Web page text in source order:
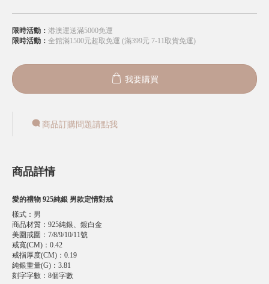
限時活動： 港澳運送滿5000免運
限時活動： 全館滿1500元超取免運 (滿399元 7-11取貨免運)
我要購買
商品訂購問題請點我
商品詳情
愛的禮物 925純銀 男款定情對戒
樣式 ： 男
商品材質 ： 925純銀、鍍白金
美圍戒圍 ： 7/8/9/10/11號
戒寬(CM) ： 0.42
戒指厚度(CM) ： 0.19
純銀重量(G) ： 3.81
刻字字數 ： 8個字數